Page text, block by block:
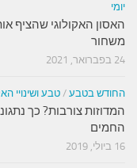
יומי
האסון האקולוגי שהציף
משחור
24 בפברואר, 2021
החודש בטבע /טבע ושינויי
המדוזות צורבות? כך
החמים
16 ביולי, 2019